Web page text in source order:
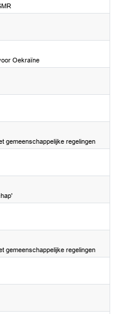
Oekraïne
gemeenschappelijke regelingen
gemeenschappelijke regelingen